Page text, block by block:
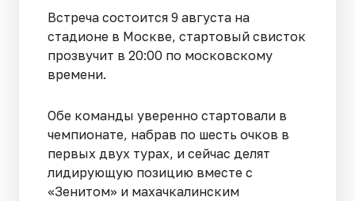
Встреча состоится 9 августа на
стадионе в Москве, стартовый свисток
прозвучит в 20:00 по московскому
времени.
Обе команды уверенно стартовали в
чемпионате, набрав по шесть очков в
первых двух турах, и сейчас делят
лидирующую позицию вместе с
«Зенитом» и махачкалинским